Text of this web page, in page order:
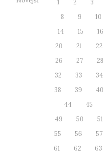
1 2 3
8
9 10
14
15 16
20
21 22
26
27 28
32
33 34
38
39 40
44
45
49
50 51
55
56 57
61
62 63